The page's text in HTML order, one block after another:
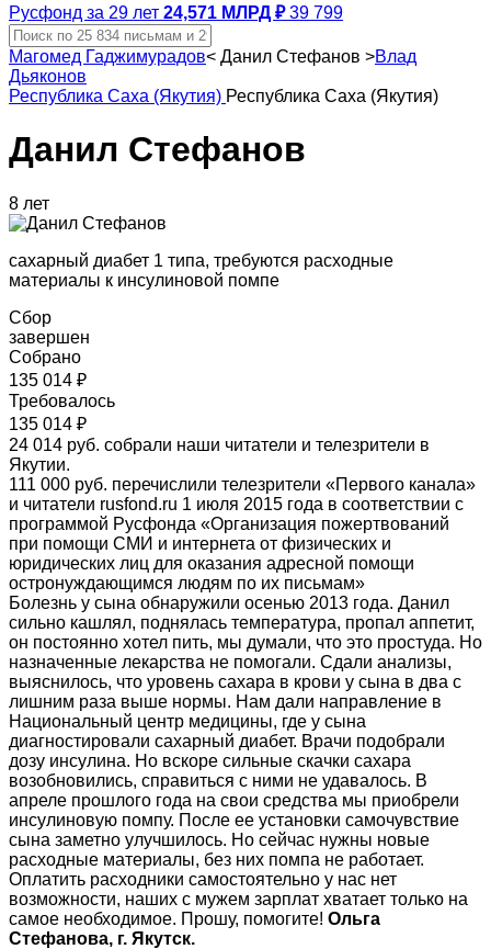
Русфонд за 29 лет 24,571 МЛРД ₽ 39 799
Магомед Гаджимурадов< Данил Стефанов >Влад
Дьяконов
Республика Саха (Якутия) Республика Саха (Якутия)
Данил Стефанов
8 лет
сахарный диабет 1 типа, требуются расходные
материалы к инсулиновой помпе
Сбор
завершен
Собрано
135 014 ₽
Требовалось
135 014 ₽
24 014 руб. собрали наши читатели и телезрители в
Якутии.
111 000 руб. перечислили телезрители «Первого канала»
и читатели rusfond.ru 1 июля 2015 года в соответствии с
программой Русфонда «Организация пожертвований
при помощи СМИ и интернета от физических и
юридических лиц для оказания адресной помощи
остронуждающимся людям по их письмам»
Болезнь у сына обнаружили осенью 2013 года. Данил
сильно кашлял, поднялась температура, пропал аппетит,
он постоянно хотел пить, мы думали, что это простуда. Но
назначенные лекарства не помогали. Сдали анализы,
выяснилось, что уровень сахара в крови у сына в два с
лишним раза выше нормы. Нам дали направление в
Национальный центр медицины, где у сына
диагностировали сахарный диабет. Врачи подобрали
дозу инсулина. Но вскоре сильные скачки сахара
возобновились, справиться с ними не удавалось. В
апреле прошлого года на свои средства мы приобрели
инсулиновую помпу. После ее установки самочувствие
сына заметно улучшилось. Но сейчас нужны новые
расходные материалы, без них помпа не работает.
Оплатить расходники самостоятельно у нас нет
возможности, наших с мужем зарплат хватает только на
самое необходимое. Прошу, помогите! Ольга
Стефанова, г. Якутск.